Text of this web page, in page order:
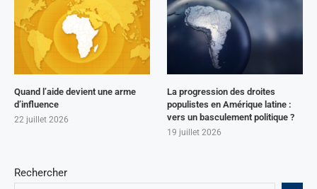
Rechercher
Quand l’aide devient une arme
d’influence
22 juillet 2026
La progression des droites
populistes en Amérique latine :
vers un basculement politique ?
19 juillet 2026